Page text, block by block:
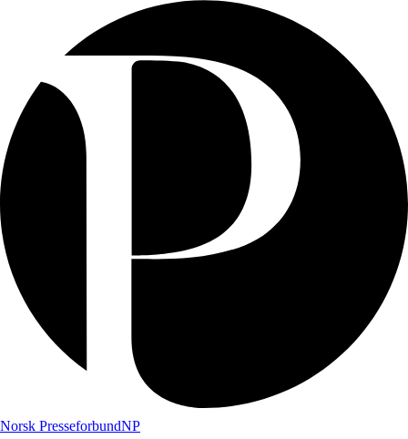
Norsk PresseforbundNP